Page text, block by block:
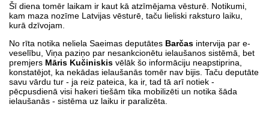
Šī diena tomēr laikam ir kaut kā atzīmējama vēsturē. Notikumi,
kam maza nozīme Latvijas vēsturē, taču lieliski raksturo laiku,
kurā dzīvojam.
No rīta notika neliela Saeimas deputātes Barčas intervija par e-
veselību, Viņa paziņo par nesankcionētu ielaušanos sistēmā, bet
premjers Māris Kučiniskis vēlāk šo informāciju neapstiprina,
konstatējot, ka nekādas ielaušanās tomēr nav bijis. Taču deputāte
savu vārdu tur - ja reiz pateica, ka ir, tad tā arī notiek -
pēcpusdienā visi hakeri tiešām tika mobilizēti un notika šāda
ielaušanās - sistēma uz laiku ir paralizēta.